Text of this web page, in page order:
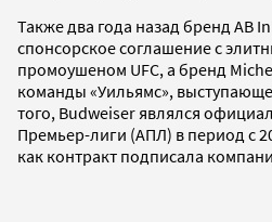
Также два года назад бренд AB
спонсорское соглашение с
промоушеном UFC, а бренд
команды «Уильямс»,
того, Budweiser являлся
Премьер-лиги (АПЛ) в период с
как контракт подписала